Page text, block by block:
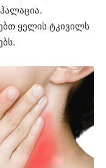
ყელის ტკივილს